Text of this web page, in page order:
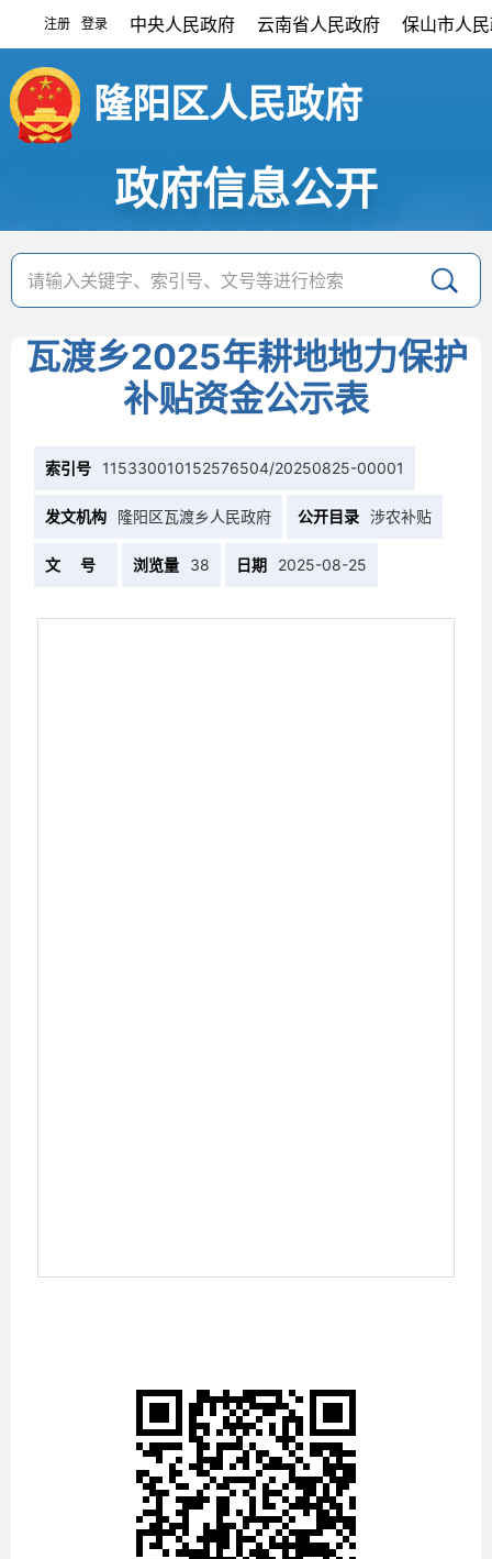
注册 登录 中央人民政府 云南省人民政府 保山市人
隆阳区人民政府
政府信息公开
瓦渡乡2025年耕地地力保护
补贴资金公示表
索引号 115330010152576504/20250825-00001
发文机构 隆阳区瓦渡乡人民政府 公开目录 涉农补贴
文 号 浏览量 38 日期 2025-08-25